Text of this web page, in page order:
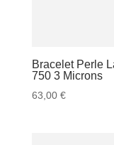
Bracelet Perle
750 3 Microns
63,00 €